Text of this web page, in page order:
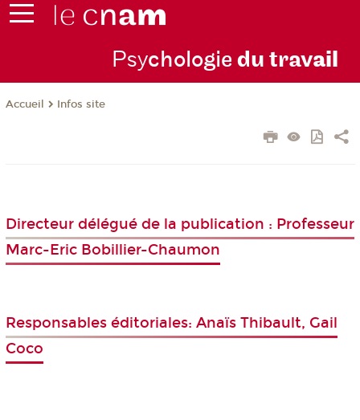
Psychologie du travail
Accueil Infos site
Directeur délégué de la publication : Professeur
Marc-Eric Bobillier-Chaumon
Responsables éditoriales: Anaïs Thibault, Gail
Coco